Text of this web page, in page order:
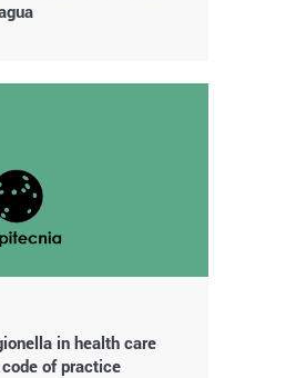
in health care
of practice